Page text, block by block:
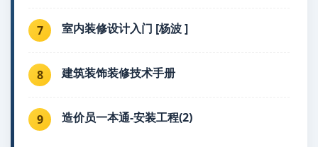
7 室内装修设计入门 [杨波 ]
8 建筑装饰装修技术手册
9 造价员一本通-安装工程(2)